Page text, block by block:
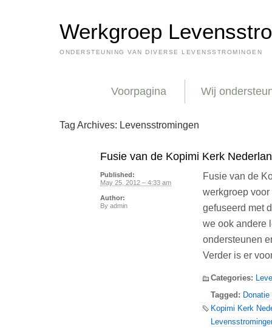
Werkgroep
ONDERSTEUNING VAN DIVERSE LEVENSSTROMINGEN
Voorpagina Wij
Tag Archives: Levensstromingen
Fusie van de Kopimi Kerk
Fusie van de
werkgroep
gefuseerd met
we ook andere
ondersteunen
Verder is er
Categories:
Tagged:
Kopimi Kerk
Published:
May 25, 2012 – 4:33 am
Author:
By admin